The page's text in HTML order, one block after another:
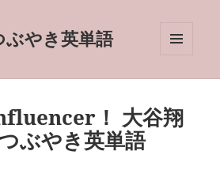
やき英単語
ーとウ
ット
！ 大谷翔
ぶやき英単語